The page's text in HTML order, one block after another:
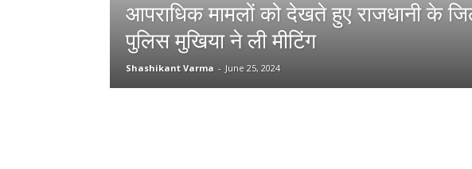
आपराधिक मामलों को देखते हुए राजधानी के
पुलिस मुखिया ने ली मीटिंग
Shashikant Varma - June 25, 2024